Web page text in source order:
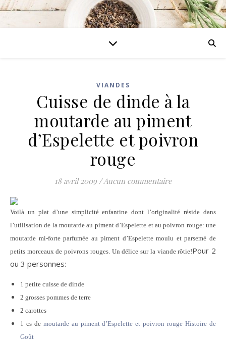
VIANDES
Cuisse de dinde à la
moutarde au piment
d’Espelette et poivron
rouge
18 avril 2009 /Aucun commentaire
Voilà un plat d’une simplicité enfantine dont l’originalité réside dans
l’utilisation de la moutarde au piment d’Espelette et au poivron rouge: une
moutarde mi-forte parfumée au piment d’Espelette moulu et parsemé de
petits morceaux de poivrons rouges. Un délice sur la viande rôtie!Pour 2
ou 3 personnes:
1 petite cuisse de dinde
2 grosses pommes de terre
2 carottes
1 cs de moutarde au piment d’Espelette et poivron rouge Histoire de
Goût